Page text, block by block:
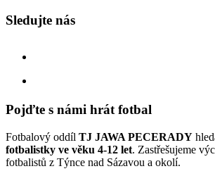
Sledujte nás
Pojďte s námi hrát fotbal
Fotbalový oddíl TJ JAWA PECERADY
fotbalistky ve věku 4-12 let. Zastřešujeme
fotbalistů z Týnce nad Sázavou a okolí.